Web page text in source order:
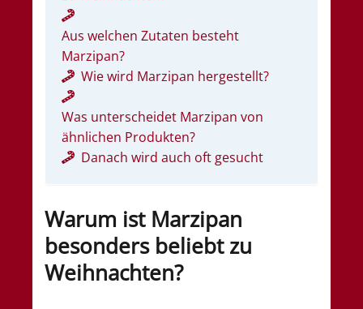
Aus welchen Zutaten besteht
Marzipan?
Wie wird Marzipan hergestellt?
Was unterscheidet Marzipan von
ähnlichen Produkten?
Danach wird auch oft gesucht
Warum ist Marzipan
besonders beliebt zu
Weihnachten?